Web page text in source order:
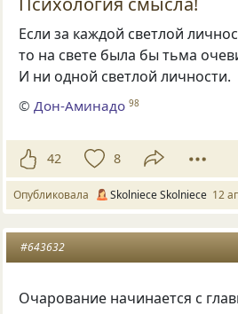
Если за каждой светлой
то на свете была бы тьма
И ни одной светлой личности.
© Дон-Аминадо 98
42 8
Опубликовала Skolniece Skolniece 12
#643632
Очарование начинается с